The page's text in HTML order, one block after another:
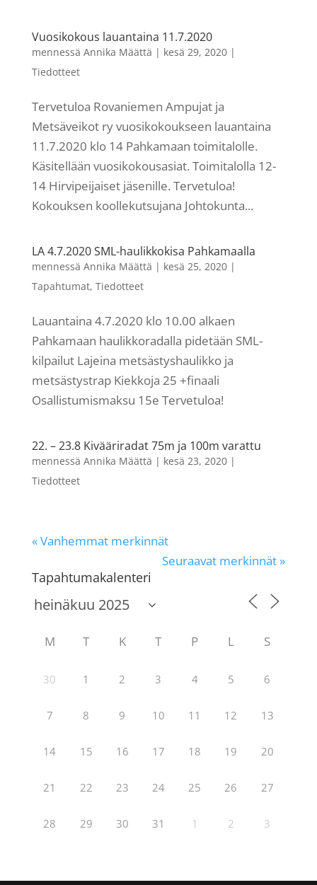
Vuosikokous lauantaina 11.7.2020
mennessä Annika Määttä | kesä 29, 2020|
Tiedotteet
Tervetuloa Rovaniemen Ampujat ja
Metsäveikot ry vuosikokoukseen lauantaina
11.7.2020 klo 14 Pahkamaan toimitalolle.
Käsitellään vuosikokousasiat. Toimitalolla 12-
14 Hirvipeijaiset jäsenille. Tervetuloa!
Kokouksen koollekutsujana Johtokunta...
LA 4.7.2020 SML-haulikkokisa Pahkamaalla
mennessä Annika Määttä | kesä 25, 2020|
Tapahtumat, Tiedotteet
Lauantaina 4.7.2020 klo 10.00 alkaen
Pahkamaan haulikkoradalla pidetään SML-
kilpailut Lajeina metsästyshaulikko ja
metsästystrap Kiekkoja 25 +finaali
Osallistumismaksu 15e Tervetuloa!
22. – 23.8 Kivääriradat 75m ja 100m varattu
mennessä Annika Määttä | kesä 23, 2020|
Tiedotteet
« Vanhemmat merkinnät
Seuraavat merkinnät »
Tapahtumakalenteri
M T K T P L S
30 1 2 3 4 5 6
7 8 9 10 11 12 13
14 15 16 17 18 19 20
21 22 23 24 25 26 27
28 29 30 31 1 2 3